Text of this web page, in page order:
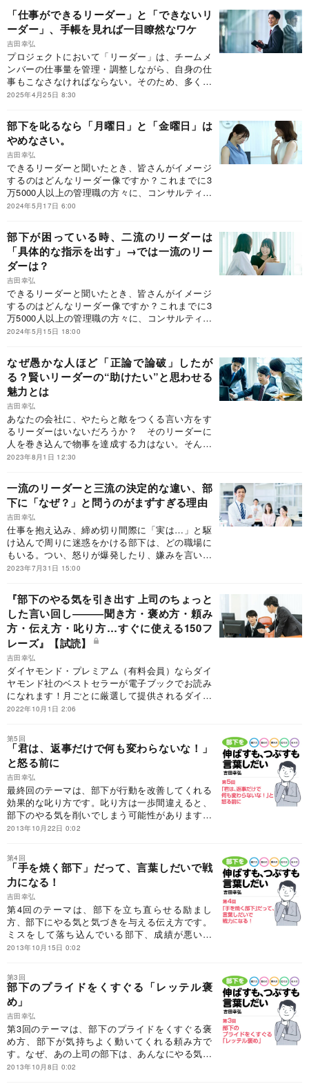
仕事を引き受ける負けず嫌いなリーダー、Lさん
に足りない“視点”とは？※本稿は、吉田幸弘『仕事
が速いリーダー 仕事に追われるリーダーの時間の
使い方』（あさ出版）の一部を抜粋・編集したも
のです。
「仕事ができるリーダー」と「できないリ
ーダー」、手帳を見れば一目瞭然なワケ
吉田幸弘
プロジェクトにおいて「リーダー」は、チームメ
ンバーの仕事量を管理・調整しながら、自身の仕
事もこなさなければならない。そのため、多くの
仕事を請け負うのがリーダーの役目と考える人も
込まず「サボり時間」を大切にするという。人財
育成コンサルタントの吉田幸弘氏が、リーダーの
在るべき姿について説く。※本稿は、吉田幸弘
『仕事が速いリーダー 仕事に追われるリーダーの
時間の使い方』（あさ出版）の一部を抜粋・編集
したものです。
2025年4月25日 8:30
部下を叱るなら「月曜日」と「金曜日」は
やめなさい。
吉田幸弘
できるリーダーと聞いたとき、皆さんがイメージ
するのはどんなリーダー像ですか？これまでに3
万5000人以上の管理職の方々に、コンサルティン
グやセミナーを行ってきた吉田幸弘氏は「できる
る」といいます。前回に続き、新刊『リーダーシ
ップは「見えないところ」が9割』（青春出版社
刊）から、部下のパフォーマンスを最大限に引き
出す「部下ノート」について抜粋して紹介しま
す。
2024年5月17日 6:00
部下が困っている時、二流のリーダーは
「具体的な指示を出す」→では一流のリー
ダーは？
吉田幸弘
できるリーダーと聞いたとき、皆さんがイメージ
するのはどんなリーダー像ですか？これまでに3
万5000人以上の管理職の方々に、コンサルティン
グやセミナーを行ってきた吉田幸弘氏は「できる
る」といいます。そこで今回は新刊『リーダーシ
ップは「見えないところ」が9割』（青春出版社
刊）から、優秀なリーダーほど大切にしている
「共感型リーダーシップ」について抜粋して紹介
します。
2024年5月15日 18:00
なぜ愚かな人ほど「正論で論破」したが
る？賢いリーダーの“助けたい”と思わせる
魅力とは
吉田幸弘
あなたの会社に、やたらと敵をつくる言い方をす
るリーダーはいないだろうか？ そのリーダーに
人を巻き込んで物事を達成する力はない。そんな
リーダーを反面教師に、無用に敵をつくることな
い」と思わせる伝え方とは？ 3万人のリーダー
育成を通じて抽出した、賢いリーダーに共通する
「得する伝え方」を紹介する。※本書は、吉田幸
弘『伝え方でいつも得するリーダーなぜか損する
リーダー』（PHP研究所）を一部抜粋・編集した
ものです。
2023年8月1日 12:30
一流のリーダーと三流の決定的な違い、部
下に「なぜ？」と問うのがまずすぎる理由
吉田幸弘
仕事を抱え込み、締め切り間際に「実は…」と駆
け込んで周りに迷惑をかける部下は、どの職場に
もいる。つい、怒りが爆発したり、嫌みを言いた
くなったりするが、これはリーダーの信頼が失墜
な部下すら動かし、最終的に得をする。では、ど
んな伝え方をするのか？ 3万人のリーダーを育
ててきた吉田幸弘氏は、次のようにアドバイスす
る。※本書は、吉田幸弘『伝え方でいつも得する
リーダーなぜか損するリーダー』（PHP研究所）
を一部抜粋・編集したものです。
2023年7月31日 15:00
『部下のやる気を引き出す 上司のちょっと
した言い回し―――聞き方・褒め方・頼み
方・伝え方・叱り方…すぐに使える150フ
レーズ』【試読】
吉田幸弘
ダイヤモンド・プレミアム（有料会員）ならダイ
ヤモンド社のベストセラーが電子ブックでお読み
になれます！月ごとに厳選して提供されるダイヤ
モンド社の話題の書籍から、ここでは一部を抜粋
になりたい方はぜひダイヤモンド・プレミアム
（有料会員）にご登録ください！今回は2022年10
月提供開始の『部下のやる気を引き出す 上司のち
ょっとした言い回し―――聞き方・褒め方・頼み
方・伝え方・叱り方…すぐに使える150フレー
ズ』。コミュニケーションも円滑になり、部下の
やる気も上がるうまい「言い回し」を、事例を交
えて解説します。
2022年10月1日 2:06
第5回
「君は、返事だけで何も変わらないな！」
と怒る前に
吉田幸弘
最終回のテーマは、部下が行動を改善してくれる
効果的な叱り方です。叱り方は一歩間違えると、
部下のやる気を削いでしまう可能性があります。
打たれ弱い草食部下、叱っても何も変わらない部
下でも、ちょっとした工夫で大きく変わってくれ
ます。
2013年10月22日 0:02
第4回
「手を焼く部下」だって、言葉しだいで戦
力になる！
吉田幸弘
第4回のテーマは、部下を立ち直らせる励まし
方、部下にやる気と気づきを与える伝え方です。
ミスをして落ち込んでいる部下、成績が悪い部
下、反発してくる年上の部下、個人ばかりでチー
「手を焼く部下」も言い方しだいで、自発的に動
いてくれます。
2013年10月15日 0:02
第3回
部下のプライドをくすぐる「レッテル褒
め」
吉田幸弘
第3回のテーマは、部下のプライドをくすぐる褒
め方、部下が気持ちよく動いてくれる頼み方で
す。なぜ、あの上司の部下は、あんなにやる気が
あるのだろうか、自発的に動くのかと思ったこと
2013年10月8日 0:02